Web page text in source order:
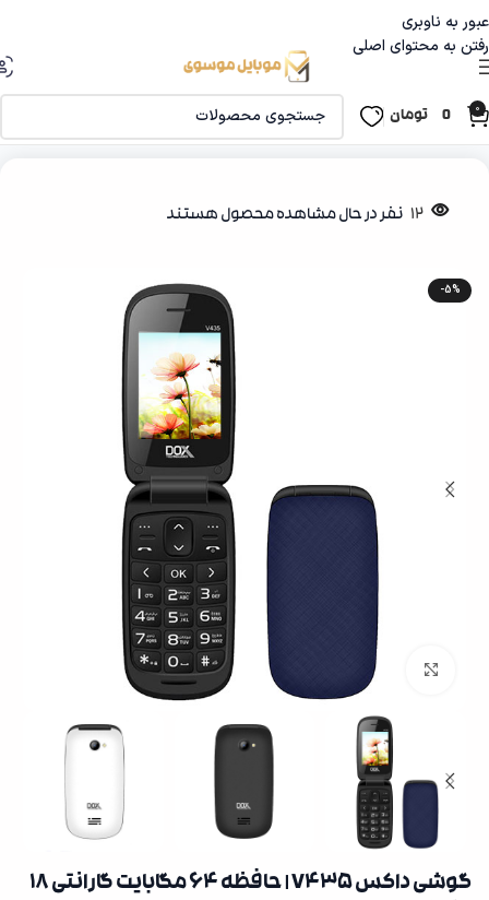
عبور به ناوبری
رفتن به محتوای اصلی
0
0 تومان
گوشی دگمه ای
12 نفر در حال مشاهده محصول هستند
-5%
بزرگنمایی تصویر
گوشی داکس V435 | حافظه 64 مگابایت گارانتی 18